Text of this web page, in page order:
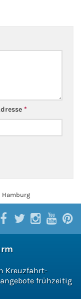
*
Hamburg
Kreuzfahrt-
frühzeitig